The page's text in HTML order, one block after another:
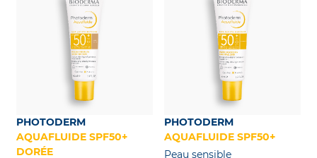
PHOTODERM
AQUAFLUIDE SPF50+
DORÉE
PHOTODERM
AQUAFLUIDE SPF50+
Peau sensible